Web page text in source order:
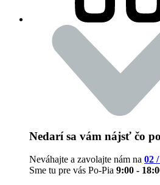
Nedarí sa vám nájsť čo
Neváhajte a zavolajte nám na 02
Sme tu pre vás Po-Pia 9:00 -